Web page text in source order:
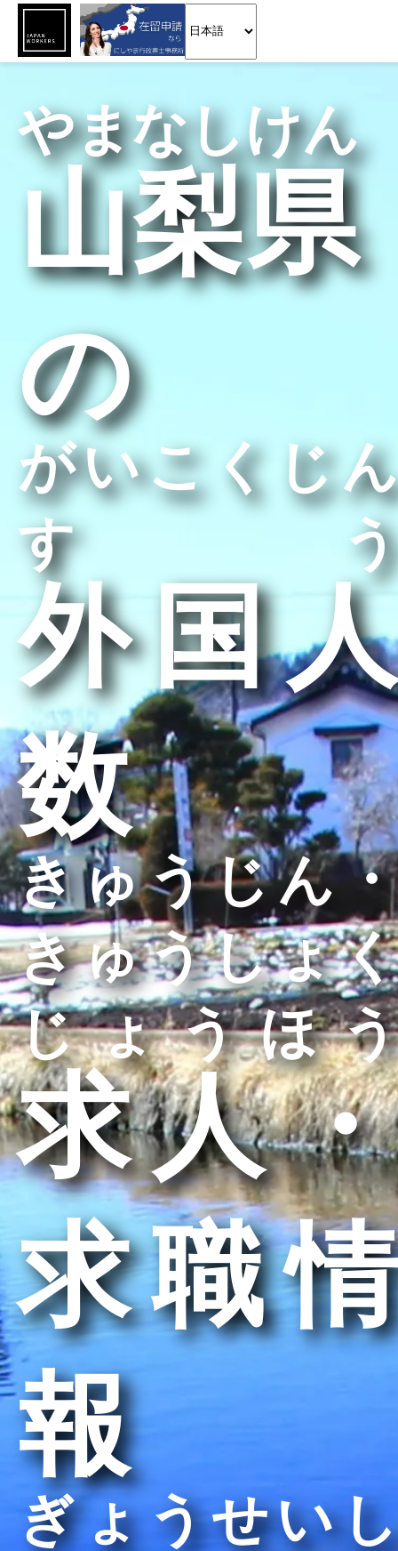
山梨県
やまなしけん
の
外国人
数
がいこくじん
すう
求人・
求職情
報
きゅうじん・
きゅうしょく
じょうほう
ぎょうせいし